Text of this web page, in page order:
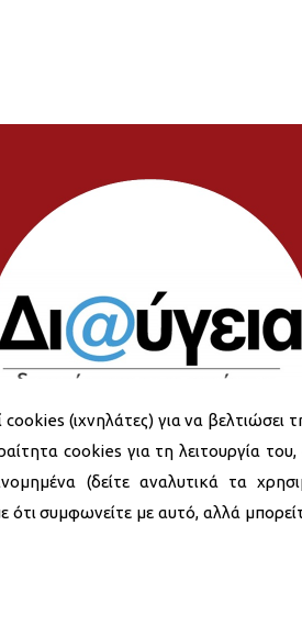
(ιχνηλάτες) για να βελτιώσει
cookies για τη λειτουργία
(δείτε αναλυτικά τα
συμφωνείτε με αυτό, αλλά